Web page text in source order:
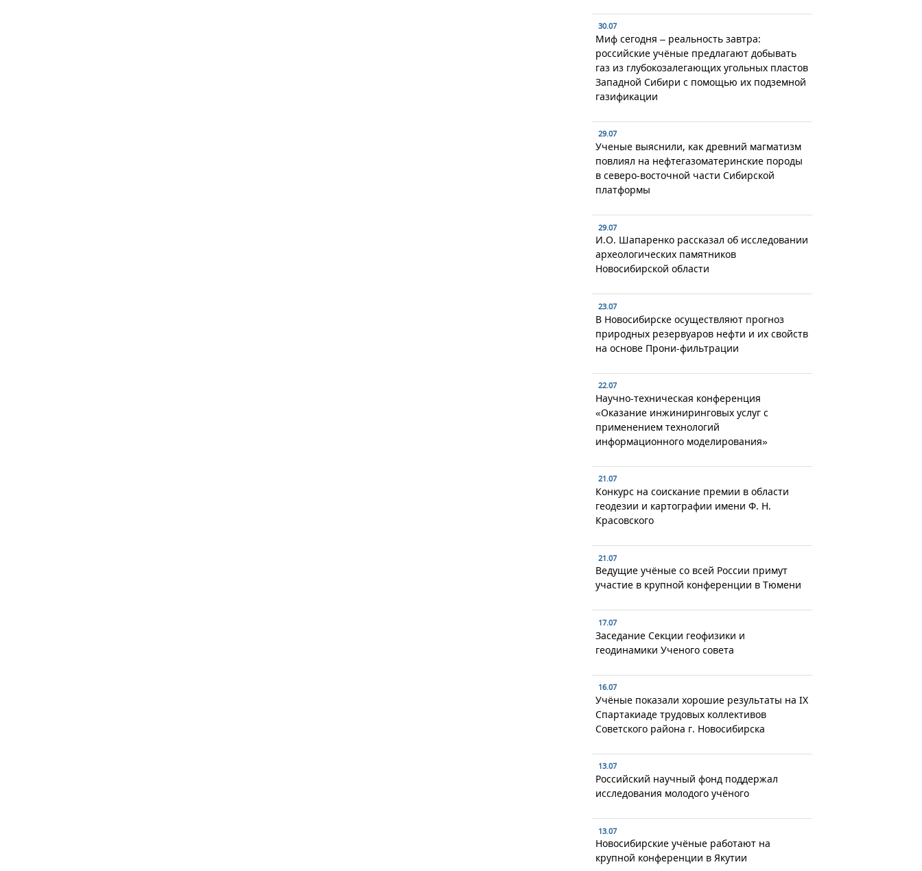
30.07
Миф сегодня – реальность завтра:
российские учёные предлагают добывать
газ из глубокозалегающих угольных пластов
Западной Сибири с помощью их подземной
газификации
29.07
Ученые выяснили, как древний магматизм
повлиял на нефтегазоматеринские породы
в северо-восточной части Сибирской
платформы
29.07
И.О. Шапаренко рассказал об исследовании
археологических памятников
Новосибирской области
23.07
В Новосибирске осуществляют прогноз
природных резервуаров нефти и их свойств
на основе Прони-фильтрации
22.07
Научно-техническая конференция
«Оказание инжиниринговых услуг с
применением технологий
информационного моделирования»
21.07
Конкурс на соискание премии в области
геодезии и картографии имени Ф. Н.
Красовского
21.07
Ведущие учёные со всей России примут
участие в крупной конференции в Тюмени
17.07
Заседание Секции геофизики и
геодинамики Ученого совета
16.07
Учёные показали хорошие результаты на IX
Спартакиаде трудовых коллективов
Советского района г. Новосибирска
13.07
Российский научный фонд поддержал
исследования молодого учёного
13.07
Новосибирские учёные работают на
крупной конференции в Якутии